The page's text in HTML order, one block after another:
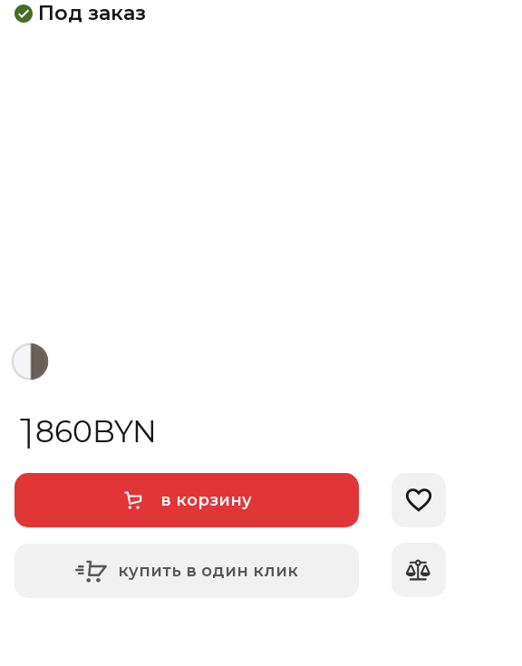
Под заказ
Выбрать цвет:
1860BYN
в корзину Добавить в
купить в один клик